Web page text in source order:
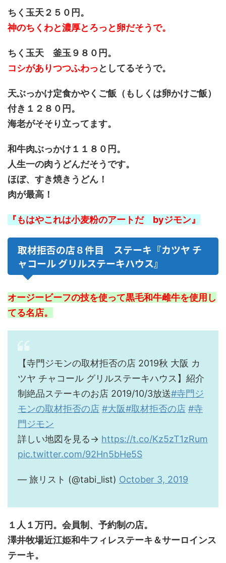
ちく玉天２５０円。
神のちくわと濃厚とろっと卵だそうで。
ちく玉天 釜玉９８０円。
コシがありつつふわっ としてるそうで。
天ぶっかけ定食かやくご飯（もしくは卵かけご飯）
付き１２８０円。
海老がそそり立ってます。
和牛肉ぶっかけ１１８０円。
人生一の肉うどんだそうです。
ほぼ、すき焼きうどん！
肉が最高！
『もはやこれは小麦粉のアートだ byジモン』
取材拒否の店８件目 ステーキ『カツヤ チ
ャコール グリルステーキハウス』
オージービーフの技を使って黒毛和牛雌牛を使用し
てる名店。
【寺門ジモンの取材拒否の店 2019秋 大阪 カ
ツヤ チャコール グリルステーキハウス】紹介
制絶品ステーキのお店 2019/10/3放送#寺門ジ
モンの取材拒否の店 #大阪#取材拒否の店 #寺
門ジモン
詳しい地図を見る→ https://t.co/Kz5zT1zRum
pic.twitter.com/92Hn5bHe5S
— 旅リスト (@tabi_list) October 3, 2019
１人１万円。会員制、予約制の店。
澤井牧場近江姫和牛フィレステーキ＆サーロインス
テーキ。